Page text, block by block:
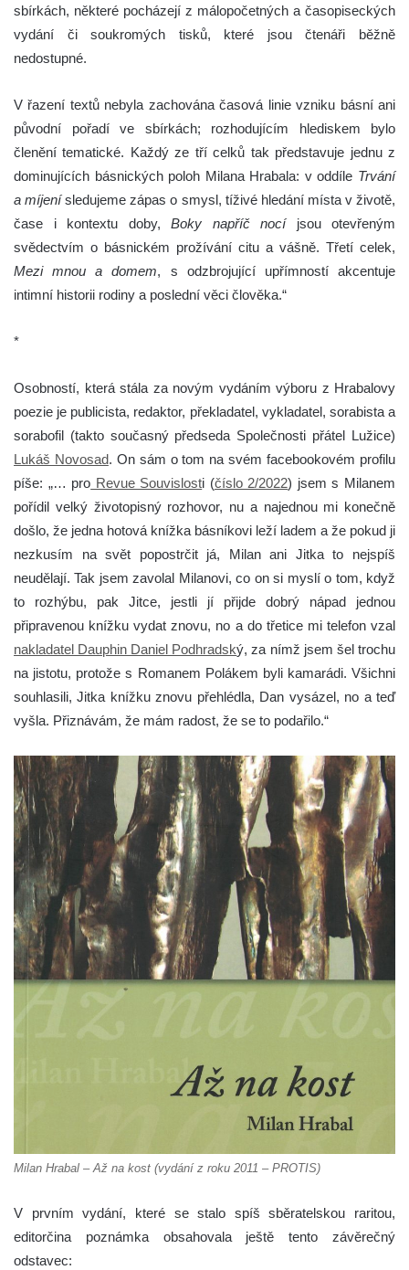
sbírkách, některé pocházejí z málopo­četných a časopiseckých
vydání či soukromých tisků, které jsou čtenáři běžně
nedostupné.
V řazení textů nebyla zachována časová linie vzniku básní ani
původní pořadí ve sbírkách; rozhodujícím hle­diskem bylo
členění tematické. Každý ze tří celků tak představuje jednu z
dominujících básnických poloh Mi­lana Hrabala: v oddíle Trvání
a míjenísledujeme zápas o smysl, tíživé hledání místa v životě,
čase i kontextu doby, Boky napříč nocíjsou otevřeným
svědectvím o bás­nickém prožívání citu a vášně. Třetí celek,
Mezi mnou a domem, s odzbrojující upřímností akcentuje
intimní historii rodiny a poslední věci člověka.“
*
Osobností, která stála za novým vydáním výboru z Hrabalovy
poezie je publicista, redaktor, překladatel, vykladatel, sorabista a
sorabofil (takto současný předseda Společnosti přátel Lužice)
Lukáš Novosad. On sám o tom na svém facebookovém profilu
píše: „… pro Revue Souvislosti (číslo 2/2022) jsem s Milanem
pořídil velký životopisný rozhovor, nu a najednou mi konečně
došlo, že jedna hotová knížka básníkovi leží ladem a že pokud ji
nezkusím na svět popostrčit já, Milan ani Jitka to nejspíš
neudělají. Tak jsem zavolal Milanovi, co on si myslí o tom, když
to rozhýbu, pak Jitce, jestli jí přijde dobrý nápad jednou
připravenou knížku vydat znovu, no a do třetice mi telefon vzal
nakladatel Dauphin Daniel Podhradský, za nímž jsem šel trochu
na jistotu, protože s Romanem Polákem byli kamarádi. Všichni
souhlasili, Jitka knížku znovu přehlédla, Dan vysázel, no a teď
vyšla. Přiznávám, že mám radost, že se to podařilo.“
Milan Hrabal – Až na kost (vydání z roku 2011 – PROTIS)
V prvním vydání, které se stalo spíš sběratelskou raritou,
editorčina poznámka obsahovala ještě tento závěrečný
odstavec: